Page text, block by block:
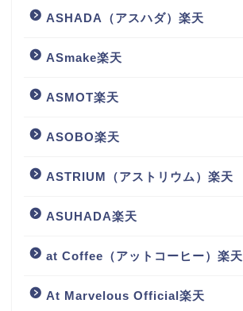
ASHADA（アスハダ）楽天
ASmake楽天
ASMOT楽天
ASOBO楽天
ASTRIUM（アストリウム）楽天
ASUHADA楽天
at Coffee（アットコーヒー）楽天
At Marvelous Official楽天